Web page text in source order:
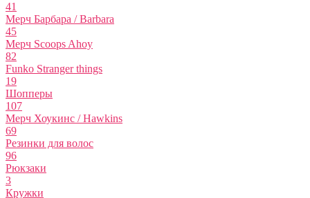
41
Мерч Барбара / Barbara
45
Мерч Scoops Ahoy
82
Funko Stranger things
19
Шопперы
107
Мерч Хоукинс / Hawkins
69
Резинки для волос
96
Рюкзаки
3
Кружки